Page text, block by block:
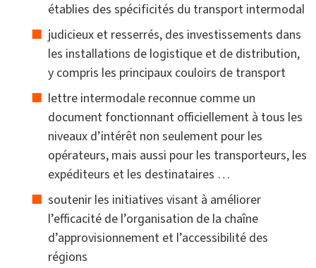
établies des spécificités du transport intermodal
judicieux et resserrés, des investissements dans
les installations de logistique et de distribution,
y compris les principaux couloirs de transport
lettre intermodale reconnue comme un
document fonctionnant officiellement à tous les
niveaux d’intérêt non seulement pour les
opérateurs, mais aussi pour les transporteurs, les
expéditeurs et les destinataires …
soutenir les initiatives visant à améliorer
l’efficacité de l’organisation de la chaîne
d’approvisionnement et l’accessibilité des
régions